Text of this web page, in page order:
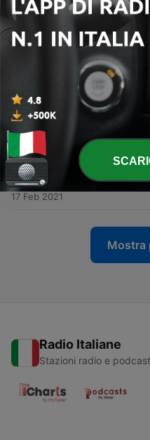
7 - Vriendschap,
17 Mar 2021
Kebab, bitterballen en
10 Mar 2021
5 -
Ik sport, zoek een baan
Afl. 3
03 Mar 2021
4 - Help, ik word volwassen
17 Feb 2021
Mostra
Radio Italiane
Stazioni radio e podcast